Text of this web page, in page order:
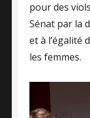
pour des
Sénat par la
et à l’égalité
les femmes.